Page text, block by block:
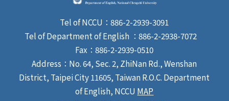
帶學生證應試 3 月31日(星期一) 10 ：30 起 英語口試 季陶
樓340205室 英文系會議室 請攜帶學生證於3月31日
錄取公告： 由教務處統一公告。 六、其他： 必修科目表
請至英文系網頁課程資訊下查詢。
Tel of NCCU：886-2-2939-3091
Tel of Department of English ：886-2-2938-7072
Fax：886-2-2939-0510
Address：No. 64, Sec. 2, ZhiNan Rd., Wenshan
District, Taipei City 11605, Taiwan R.O.C. Department
of English, NCCU MAP